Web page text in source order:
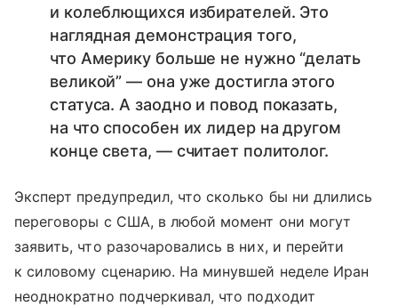
и колеблющихся избирателей. Это
наглядная демонстрация того,
что Америку больше не нужно “делать
великой” — она уже достигла этого
статуса. А заодно и повод показать,
на что способен их лидер на другом
конце света, — считает политолог.
Эксперт предупредил, что сколько бы ни длились
переговоры с США, в любой момент они могут
заявить, что разочаровались в них, и перейти
к силовому сценарию. На минувшей неделе Иран
неоднократно подчеркивал, что подходит